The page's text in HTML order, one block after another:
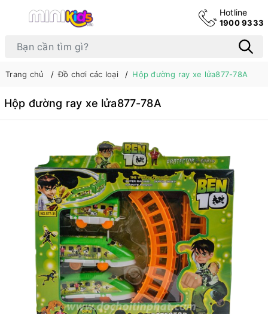
Hotline
1900 9333
Trang chủ Đồ chơi các loại Hộp đường ray xe lửa877-78A
Hộp đường ray xe lửa877-78A